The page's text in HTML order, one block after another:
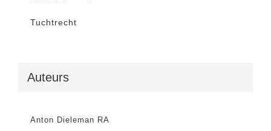
Tuchtrecht
Auteurs
Anton Dieleman RA